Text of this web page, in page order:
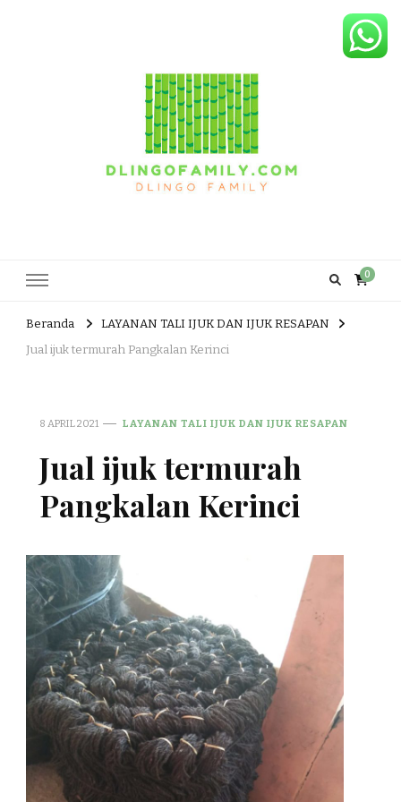
0
Beranda
LAYANAN TALI IJUK DAN IJUK RESAPAN
Jual ijuk termurah Pangkalan Kerinci
8 APRIL 2021 LAYANAN TALI IJUK DAN IJUK RESAPAN
Jual ijuk termurah
Pangkalan Kerinci